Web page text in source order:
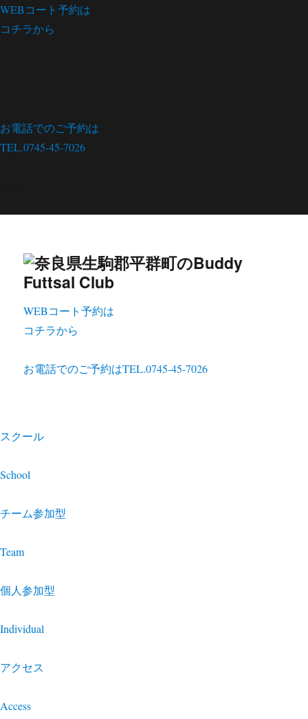
WEBコート予約は
コチラから
お電話でのご予約は
TEL.0745-45-7026
WEBコート予約は
コチラから
お電話でのご予約はTEL.0745-45-7026
スクール
School
チーム参加型
Team
個人参加型
Individual
アクセス
Access